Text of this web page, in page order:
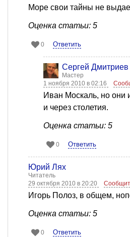
Море свои тайны не
Оценка статьи: 5
0 Ответить
Сергей Дмитриев
Мастер
1 ноября 2010 в 02:16
Иван Москаль, но они
и через столетия.
Оценка статьи: 5
0 Ответить
Юрий Лях
Читатель
29 октября 2010 в 20:20
Игорь Полоз, в общем,
Оценка статьи: 5
0 Ответить